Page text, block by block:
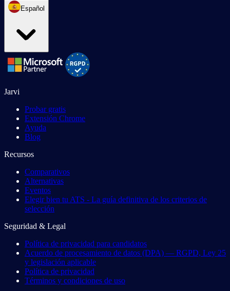
Español
Jarvi
Probar gratis
Extensión Chrome
Ayuda
Blog
Recursos
Comparativos
Alternativas
Eventos
Elegir bien tu ATS - La guía definitiva de los criterios de
selección
Seguridad & Legal
Política de privacidad para candidatos
Acuerdo de procesamiento de datos (DPA) — RGPD, Ley 25
y legislación aplicable
Política de privacidad
Términos y condiciones de uso